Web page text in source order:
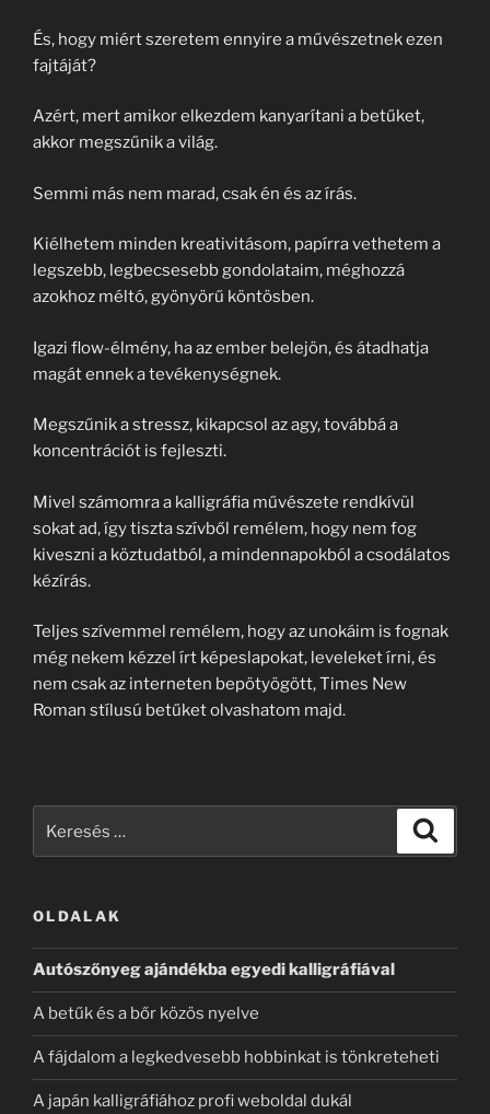
És, hogy miért szeretem ennyire a művészetnek ezen
fajtáját?
Azért, mert amikor elkezdem kanyarítani a betűket,
akkor megszűnik a világ.
Semmi más nem marad, csak én és az írás.
Kiélhetem minden kreativitásom, papírra vethetem a
legszebb, legbecsesebb gondolataim, méghozzá
azokhoz méltó, gyönyörű köntösben.
Igazi flow-élmény, ha az ember belejön, és átadhatja
magát ennek a tevékenységnek.
Megszűnik a stressz, kikapcsol az agy, továbbá a
koncentrációt is fejleszti.
Mivel számomra a kalligráfia művészete rendkívül
sokat ad, így tiszta szívből remélem, hogy nem fog
kiveszni a köztudatból, a mindennapokból a csodálatos
kézírás.
Teljes szívemmel remélem, hogy az unokáim is fognak
még nekem kézzel írt képeslapokat, leveleket írni, és
nem csak az interneten bepötyögött, Times New
Roman stílusú betűket olvashatom majd.
OLDALAK
Autószőnyeg ajándékba egyedi kalligráfiával
A betűk és a bőr közös nyelve
A fájdalom a legkedvesebb hobbinkat is tönkreteheti
A japán kalligráfiához profi weboldal dukál